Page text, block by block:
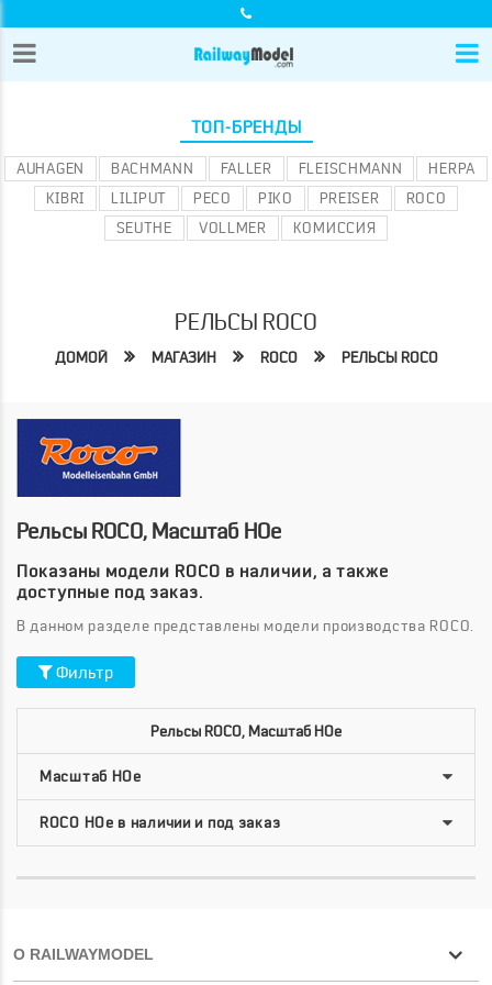
ТОП-БРЕНДЫ
AUHAGEN BACHMANN FALLER FLEISCHMANN
HERPA
KIBRI
LILIPUT PECO PIKO PREISER
ROCO
SEUTHE
VOLLMER КОМИССИЯ
РЕЛЬСЫ ROCO
ДОМОЙ МАГАЗИН ROCO РЕЛЬСЫ ROCO
Рельсы ROCO, Масштаб HOe
Показаны модели ROCO в наличии, а также
доступные под заказ.
В данном разделе представлены модели производства ROCO.
Фильтр
Рельсы ROCO, Масштаб HOe
О RAILWAYMODEL